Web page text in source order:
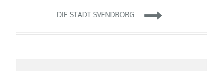
DIE STADT SVENDBORG